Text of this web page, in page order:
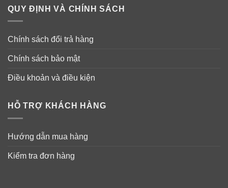
QUY ĐỊNH VÀ CHÍNH SÁCH
Chính sách đổi trả hàng
Chính sách bảo mật
Điều khoản và điều kiện
HỖ TRỢ KHÁCH HÀNG
Hướng dẫn mua hàng
Kiểm tra đơn hàng